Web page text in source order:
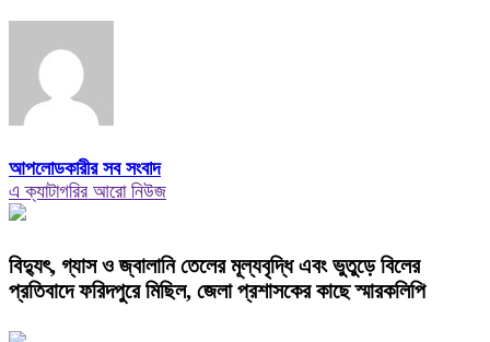
আপলোডকারীর সব সংবাদ
এ ক্যাটাগরির আরো নিউজ
বিদ্যুৎ, গ্যাস ও জ্বালানি তেলের মূল্যবৃদ্ধি এবং ভুতুড়ে বিলের
প্রতিবাদে ফরিদপুরে মিছিল, জেলা প্রশাসকের কাছে স্মারকলিপি